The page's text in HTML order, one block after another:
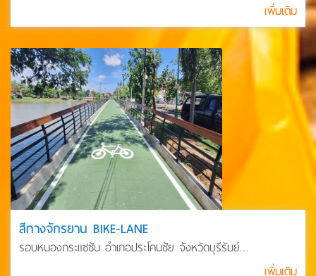
เพิ่มเติม
สีทางจักรยาน BIKE-LANE
รอบหนองกระแซซัน อำเภอประโคนชัย จังหวัดบุรีรัมย์
มาตรฐาน#BIKE-LANE #Acrylic #SPORT #สีทางจักรยานเพิ่มเติม